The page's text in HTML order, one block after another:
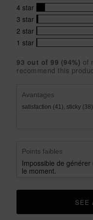
4.8
out
of
5
stars
reviews
with
5
star
rating.
4 star
15
reviews
with
4
rating.
3 star
3
reviews
with
star
rating.
2 star
2
reviews
2
star
1 star
2
with
1
rating.
93 out of 99 (94%) of
recommend this
Avantages
satisfaction (41), sticky
Points faibles
Impossible de
le moment.